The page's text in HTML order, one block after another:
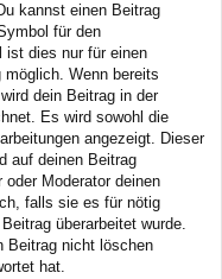
kannst einen Beitrag
für den
ist dies nur für einen
möglich. Wenn bereits
dein Beitrag in der
Es wird sowohl die
angezeigt. Dieser
auf deinen Beitrag
Moderator deinen
falls sie es für nötig
überarbeitet wurde.
Beitrag nicht löschen
hat.